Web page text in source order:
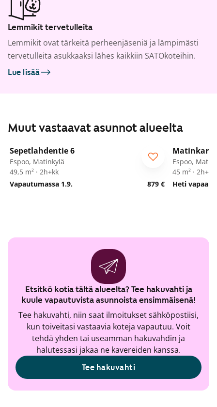
Lemmikit tervetulleita
Lemmikit ovat tärkeitä perheenjäseniä ja lämpimästi
tervetulleita asukkaaksi lähes kaikkiin SATOkoteihin.
Lue lisää
Muut vastaavat asunnot alueelta
Sepetlahdentie 6
Espoo, Matinkylä
49,5 m² · 2h+kk
Vapautumassa 1.9.
879 €
ARA
Espoo,
45 m² · 2h+kk
Heti vapaa
Etsitkö kotia tältä alueelta? Tee hakuvahti ja
kuule vapautuvista asunnoista ensimmäisenä!
Tee hakuvahti, niin saat ilmoitukset sähköpostiisi,
kun toiveitasi vastaavia koteja vapautuu. Voit
tehdä yhden tai useamman hakuvahdin ja
halutessasi jakaa ne kavereiden kanssa.
Tee hakuvahti